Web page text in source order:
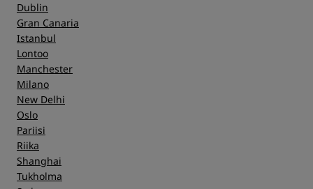
Dublin
Gran Canaria
Istanbul
Lontoo
Manchester
Milano
New Delhi
Oslo
Pariisi
Riika
Shanghai
Tukholma